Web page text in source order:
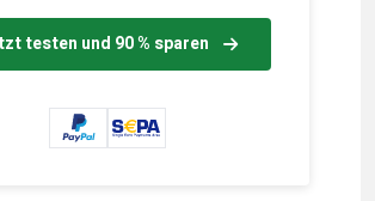
testen und 90 % sparen